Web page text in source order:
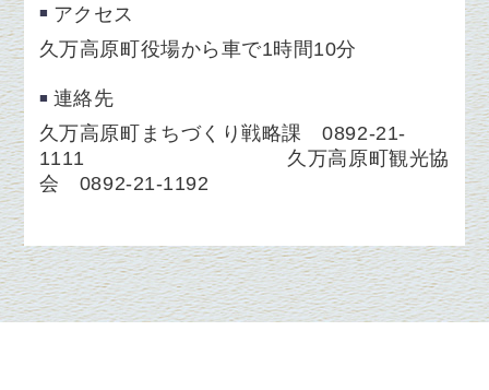
アクセス
久万高原町役場から車で1時間10分
連絡先
久万高原町まちづくり戦略課 0892-21-
1111 久万高原町観光協
会 0892-21-1192